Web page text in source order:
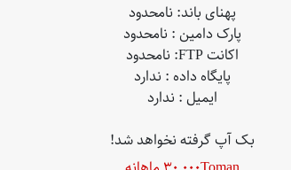
پهنای باند: نامحدود
پارک دامین : نامحدود
اکانت FTP: نامحدود
پایگاه داده : ندارد
ایمیل : ندارد
بک آپ گرفته نخواهد شد!